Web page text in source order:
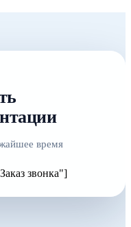
время
звонка"]